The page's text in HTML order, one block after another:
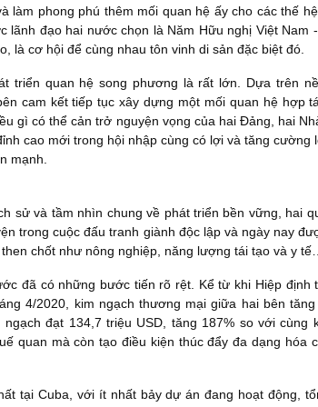
làm phong phú thêm mối quan hệ ấy cho các thế
đạo hai nước chọn là Năm Hữu nghị Việt Nam -
là cơ hội để cùng nhau tôn vinh di sản đặc biệt đó.
triển quan hệ song phương là rất lớn. Dựa trên
cam kết tiếp tục xây dựng một mối quan hệ hợp
gì có thể cản trở nguyện vọng của hai Đảng, hai
cao mới trong hội nhập cùng có lợi và tăng cường
mạnh.
sử và tầm nhìn chung về phát triển bền vững, hai
trong cuộc đấu tranh giành độc lập và ngày nay
chốt như nông nghiệp, năng lượng tái tạo và y tế…
đã có những bước tiến rõ rệt. Kể từ khi Hiệp định
4/2020, kim ngạch thương mại giữa hai bên tăng
đạt 134,7 triệu USD, tăng 187% so với cùng
quan mà còn tạo điều kiện thúc đẩy đa dạng hóa
tại Cuba, với ít nhất bảy dự án đang hoạt động,